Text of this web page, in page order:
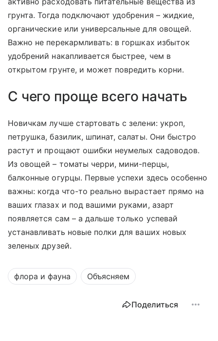
грунта. Тогда подключают удобрения – жидкие,
органические или универсальные для овощей.
Важно не перекармливать: в горшках избыток
удобрений накапливается быстрее, чем в
открытом грунте, и может повредить корни.
С чего проще всего начать
Новичкам лучше стартовать с зелени: укроп,
петрушка, базилик, шпинат, салаты. Они быстро
растут и прощают ошибки неумелых садоводов.
Из овощей – томаты черри, мини-перцы,
балконные огурцы. Первые успехи здесь особенно
важны: когда что-то реально вырастает прямо на
ваших глазах и под вашими руками, азарт
появляется сам – а дальше только успевай
устанавливать новые полки для ваших новых
зеленых друзей.
флора и фауна Объясняем
Поделиться